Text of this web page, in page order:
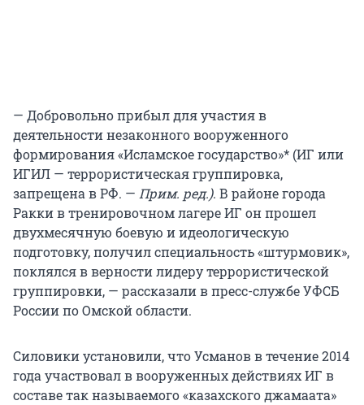
— Добровольно прибыл для участия в
деятельности незаконного вооруженного
формирования «Исламское государство»* (ИГ или
ИГИЛ — террористическая группировка,
запрещена в РФ. — Прим. ред.). В районе города
Ракки в тренировочном лагере ИГ он прошел
двухмесячную боевую и идеологическую
подготовку, получил специальность «штурмовик»,
поклялся в верности лидеру террористической
группировки, — рассказали в пресс-службе УФСБ
России по Омской области.
Силовики установили, что Усманов в течение 2014
года участвовал в вооруженных действиях ИГ в
составе так называемого «казахского джамаата»